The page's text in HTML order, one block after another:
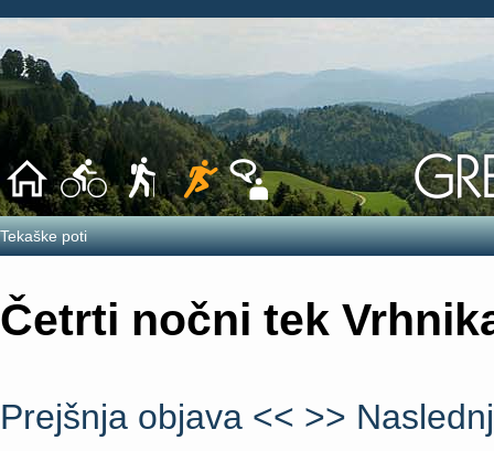
Tekaške poti
Četrti nočni tek
Prejšnja objava << >>